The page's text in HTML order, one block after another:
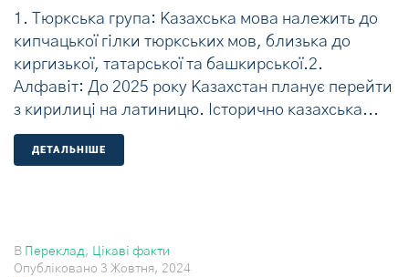
1. Тюркська група: Казахська мова належить до
кипчацької гілки тюркських мов, близька до
киргизької, татарської та башкирської.2.
Алфавіт: До 2025 року Казахстан планує перейти
з кирилиці на латиницю. Історично казахська...
ДЕТАЛЬНIШЕ
В Переклад, Цікаві факти
Опубліковано 3 Жовтня, 2024